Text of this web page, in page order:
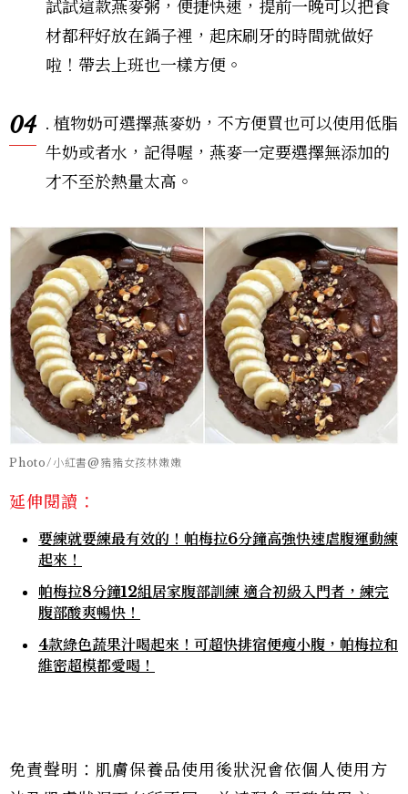
試試這款燕麥粥，便捷快速，提前一晚可以把食
材都秤好放在鍋子裡，起床刷牙的時間就做好
啦！帶去上班也一樣方便。
04 . 植物奶可選擇燕麥奶，不方便買也可以使用低脂
牛奶或者水，記得喔，燕麥一定要選擇無添加的
才不至於熱量太高。
Photo/小紅書@豬豬女孩林嫩嫩
延伸閱讀：
要練就要練最有效的！帕梅拉6分鐘高強快速虐腹運動練
起來！
帕梅拉8分鐘12組居家腹部訓練 適合初級入門者，練完
腹部酸爽暢快！
4款綠色蔬果汁喝起來！可超快排宿便瘦小腹，帕梅拉和
維密超模都愛喝！
免責聲明：肌膚保養品使用後狀況會依個人使用方